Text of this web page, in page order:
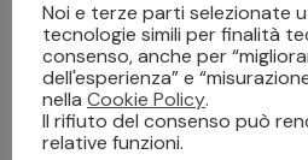
quale una delle nove
intelligente, interconnessa,
autonomia quelle decisioni
ottimizzare l’intera filiera
sempre più sicura e sostenibile
Noi e terze parti selezionate
tecnologie simili per finalità
consenso, anche per
dell'esperienza” e
nella Cookie Policy.
Il rifiuto del consenso può
relative funzioni.